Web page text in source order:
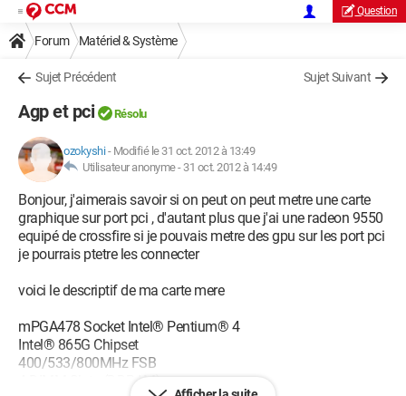
Question
Forum Matériel & Système
Sujet Précédent Sujet Suivant
Agp et pci Résolu
ozokyshi- Modifié le 31 oct. 2012 à 13:49
Utilisateur anonyme - 31 oct. 2012 à 14:49
Bonjour, j'aimerais savoir si on peut on peut metre une carte
graphique sur port pci , d'autant plus que j'ai une radeon 9550
equipé de crossfire si je pouvais metre des gpu sur les port pci
je pourrais ptetre les connecter
voici le descriptif de ma carte mere
mPGA478 Socket Intel® Pentium® 4
Intel® 865G Chipset
400/533/800MHz FSB
4 DIMM Slots (DDRAM)